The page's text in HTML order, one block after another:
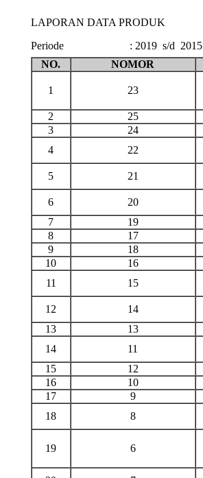
LAPORAN DATA PRODUK
Periode
: 2019 s/d 2015
NO.
NOMOR
1 23
2 25
3
24
4
22
5 21
6 20
7
19
8
17
9
18
10
16
11
15
12 14
13
13
14
11
15
12
16
10
17
9
18
8
19 6